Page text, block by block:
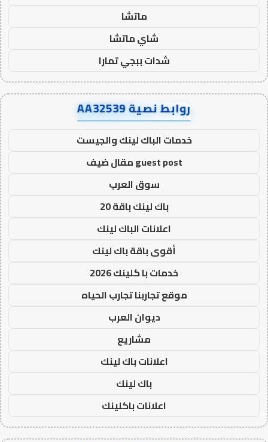
ماتشا
شاي ماتشا
شدات ببجي تمارا
روابط نصية AA32539
خدمات الباك لينك والجيست
guest post مقال ضيف
سوق العرب
باك لينك باقة 20
اعلانات الباك لينك
أقوى باقة باك لينك
خدمات با كلينك 2026
موقع تجاربنا تجارب الحياه
ديوان العرب
مشاريع
اعلانات باك لينك
باك لينك
اعلانات باكلينك